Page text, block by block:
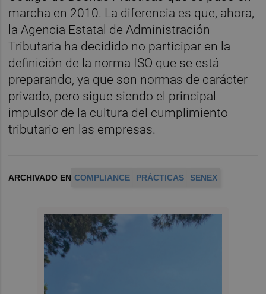
marcha en 2010. La diferencia es que, ahora,
la Agencia Estatal de Administración
Tributaria ha decidido no participar en la
definición de la norma ISO que se está
preparando, ya que son normas de carácter
privado, pero sigue siendo el principal
impulsor de la cultura del cumplimiento
tributario en las empresas.
ARCHIVADO EN COMPLIANCE PRÁCTICAS SENEX